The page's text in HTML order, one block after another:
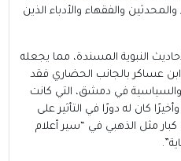
والفقهاء والأدباء الذين
النبوية المسندة، مما يجعله
عساكر بالجانب الحضاري فقد
والسياسية في دمشق، التي كانت
كان له دورًا في التأثير على
مثل الذهبي في “سير أعلام